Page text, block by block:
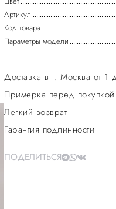
Артикул
Код товара
Параметры модели
Доставка в г. Москва от 1
Примерка перед покупкой
Легкий возврат
Гарантия подлинности
ПОДЕЛИТЬСЯ